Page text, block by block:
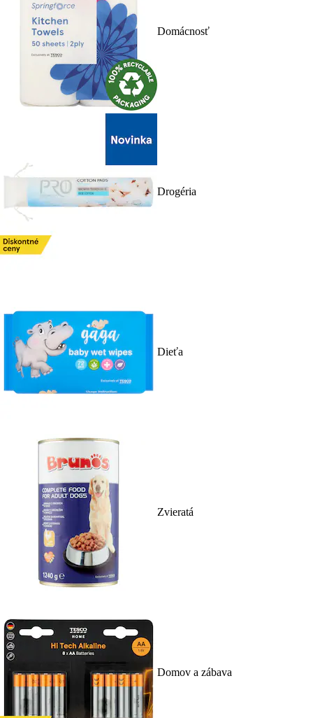
Domácnosť
Drogéria
Dieťa
Zvieratá
Domov a zábava